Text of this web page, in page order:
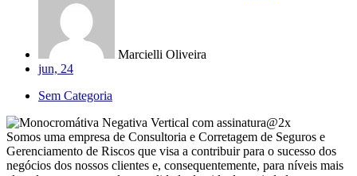
Marcielli Oliveira
jun, 24
Sem Categoria
Somos uma empresa de Consultoria e Corretagem de Seguros e
Gerenciamento de Riscos que visa a contribuir para o sucesso dos
negócios dos nossos clientes e, consequentemente, para níveis mais